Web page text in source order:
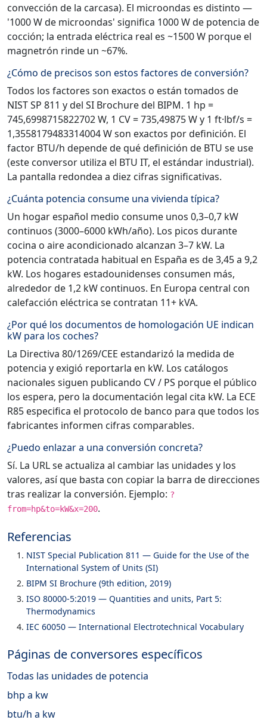
convección de la carcasa). El microondas es distinto —
'1000 W de microondas' significa 1000 W de potencia de
cocción; la entrada eléctrica real es ~1500 W porque el
magnetrón rinde un ~67%.
¿Cómo de precisos son estos factores de conversión?
Todos los factores son exactos o están tomados de
NIST SP 811 y del SI Brochure del BIPM. 1 hp =
745,6998715822702 W, 1 CV = 735,49875 W y 1 ft·lbf/s =
1,3558179483314004 W son exactos por definición. El
factor BTU/h depende de qué definición de BTU se use
(este conversor utiliza el BTU IT, el estándar industrial).
La pantalla redondea a diez cifras significativas.
¿Cuánta potencia consume una vivienda típica?
Un hogar español medio consume unos 0,3–0,7 kW
continuos (3000–6000 kWh/año). Los picos durante
cocina o aire acondicionado alcanzan 3–7 kW. La
potencia contratada habitual en España es de 3,45 a 9,2
kW. Los hogares estadounidenses consumen más,
alrededor de 1,2 kW continuos. En Europa central con
calefacción eléctrica se contratan 11+ kVA.
¿Por qué los documentos de homologación UE indican
kW para los coches?
La Directiva 80/1269/CEE estandarizó la medida de
potencia y exigió reportarla en kW. Los catálogos
nacionales siguen publicando CV / PS porque el público
los espera, pero la documentación legal cita kW. La ECE
R85 especifica el protocolo de banco para que todos los
fabricantes informen cifras comparables.
¿Puedo enlazar a una conversión concreta?
Sí. La URL se actualiza al cambiar las unidades y los
valores, así que basta con copiar la barra de direcciones
tras realizar la conversión. Ejemplo: ?
from=hp&to=kW&x=200.
Referencias
NIST Special Publication 811 — Guide for the Use of the
International System of Units (SI)
BIPM SI Brochure (9th edition, 2019)
ISO 80000-5:2019 — Quantities and units, Part 5:
Thermodynamics
IEC 60050 — International Electrotechnical Vocabulary
Páginas de conversores específicos
Todas las unidades de potencia
bhp a kw
btu/h a kw